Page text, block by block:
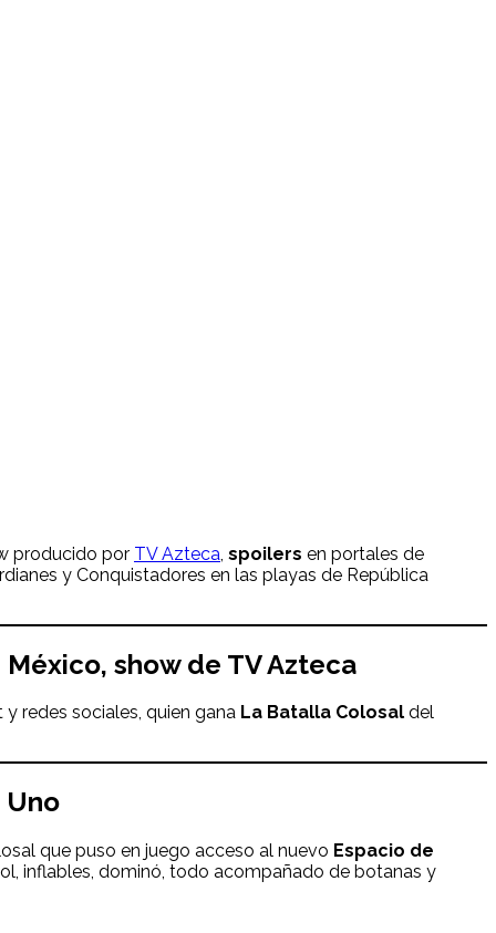
producido por TV Azteca spoilers en portales de
y Conquistadores en las playas de República
México, show de TV Azteca
redes sociales, quien gana La Batalla Colosal del
que puso en juego acceso al nuevo Espacio de
inflables, dominó, todo acompañado de botanas y